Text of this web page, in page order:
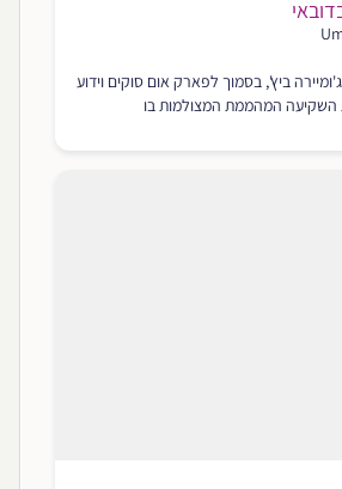
ביץ', בסמוך לפארק אום סוקים וידוע
השקיעה המהממת המצולמות בו